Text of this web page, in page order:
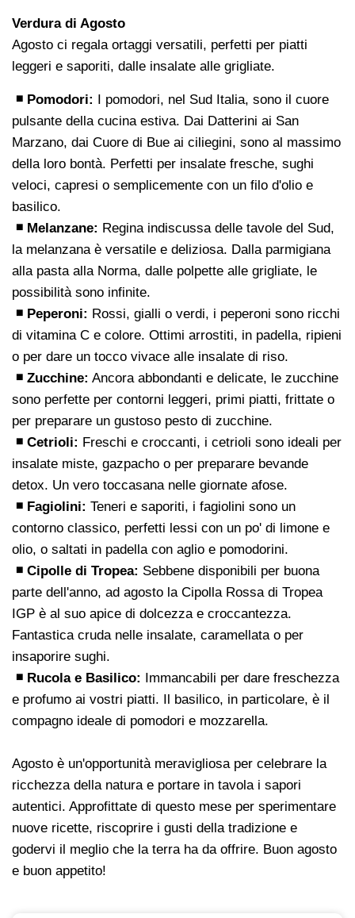
Verdura di Agosto
Agosto ci regala ortaggi versatili, perfetti per piatti
leggeri e saporiti, dalle insalate alle grigliate.
◾ Pomodori:
I pomodori, nel Sud Italia, sono il cuore
pulsante della cucina estiva. Dai Datterini ai San
Marzano, dai Cuore di Bue ai ciliegini, sono al massimo
della loro bontà. Perfetti per insalate fresche, sughi
veloci, capresi o semplicemente con un filo d'olio e
basilico.
◾ Melanzane: Regina indiscussa delle tavole del Sud,
la melanzana è versatile e deliziosa. Dalla parmigiana
alla pasta alla Norma, dalle polpette alle grigliate, le
possibilità sono infinite.
◾ Peperoni: Rossi, gialli o verdi, i peperoni sono ricchi
di vitamina C e colore. Ottimi arrostiti, in padella, ripieni
o per dare un tocco vivace alle insalate di riso.
◾ Zucchine: Ancora abbondanti e delicate, le zucchine
sono perfette per contorni leggeri, primi piatti, frittate o
per preparare un gustoso pesto di zucchine.
◾ Cetrioli: Freschi e croccanti, i cetrioli sono ideali per
insalate miste, gazpacho o per preparare bevande
detox. Un vero toccasana nelle giornate afose.
◾ Fagiolini: Teneri e saporiti, i fagiolini sono un
contorno classico, perfetti lessi con un po' di limone e
olio, o saltati in padella con aglio e pomodorini.
◾ Cipolle di Tropea: Sebbene disponibili per buona
parte dell'anno, ad agosto la Cipolla Rossa di Tropea
IGP è al suo apice di dolcezza e croccantezza.
Fantastica cruda nelle insalate, caramellata o per
insaporire sughi.
◾ Rucola e Basilico:
Immancabili per dare freschezza
e profumo ai vostri piatti. Il basilico, in particolare, è il
compagno ideale di pomodori e mozzarella.
Agosto è un'opportunità meravigliosa per celebrare la
ricchezza della natura e portare in tavola i sapori
autentici. Approfittate di questo mese per sperimentare
nuove ricette, riscoprire i gusti della tradizione e
godervi il meglio che la terra ha da offrire. Buon agosto
e buon appetito!